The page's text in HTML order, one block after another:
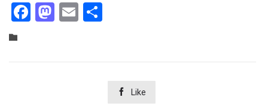
Facebook
Mastodon
Email
Category
 Like